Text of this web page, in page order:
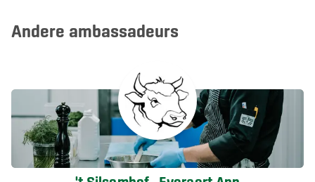
Andere ambassadeurs